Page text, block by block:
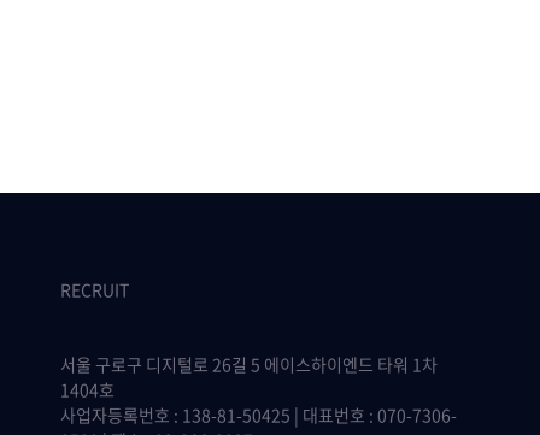
RECRUIT
서울 구로구 디지털로 26길 5 에이스하이엔드 타워 1차
1404호
사업자등록번호 : 138-81-50425 | 대표번호 : 070-7306-